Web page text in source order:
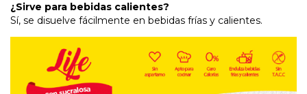
¿Sirve para bebidas calientes?
Sí, se disuelve fácilmente en bebidas frías y calientes.